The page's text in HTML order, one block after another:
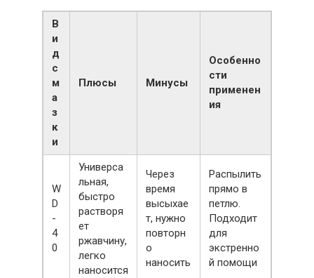
В
и
д
с
м
а
з
к
и
Плюсы Минусы
Особенно
сти
применен
ия
W
D
-
4
0
Универса
льная,
быстро
растворя
ет
ржавчину,
легко
наносится
Через
время
высыхае
т, нужно
повторн
о
наносить
Распылить
прямо в
петлю.
Подходит
для
экстренно
й помощи